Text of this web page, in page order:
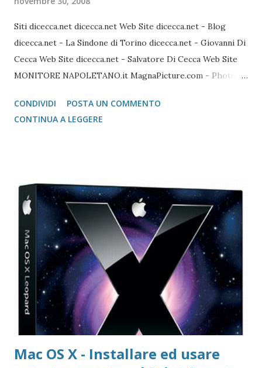
Siti dicecca.net dicecca.net Web Site dicecca.net - Blog
dicecca.net - La Sindone di Torino dicecca.net - Giovanni Di
Cecca Web Site dicecca.net - Salvatore Di Cecca Web Site
MONITORE NAPOLETANO.it MagnaPicture.com - Photo
Mozilla FireFox / Thunderbird / FileZilla Portable FireFox
Download localizzati FireFox Portable - Pagina download
copia gratuita per 1 anno Adobe Reader Get Adobe Acrobat
e Adobe Reader Cartella tutte le versioni Adobe Reader da
scaricare offline Microsoft 365 Accedere ad area riservata
Microsoft 365 Scarica Office (365 o versione unica) dal Sito
Microsoft Windows 365 VideoLAN VLC Video Player Pagina
di Download di VLC Pix Resizer for Windows Pagina
dell'autore del progr...
CONDIVIDI
POSTA UN COMMENTO
CONTINUA A LEGGERE
Mac OS X - Installare ed usare